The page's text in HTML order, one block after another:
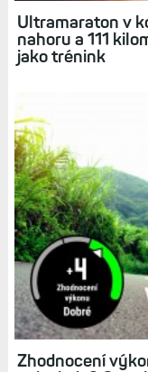
Ultramaraton v
nahoru a 111
jako trénink